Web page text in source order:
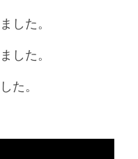
した。
した。
た。